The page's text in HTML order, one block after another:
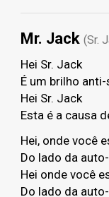
Mr. Jack (Sr.
Hei Sr. Jack
É um brilho
Hei Sr. Jack
Esta é a causa
Hei, onde você
Do lado da
Hei onde você
Do lado da